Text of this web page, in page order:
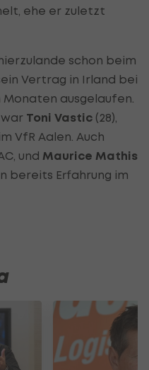
ehe er zuletzt
schon beim
Vertrag in Irland bei
Monaten ausgelaufen.
Toni Vastic (28),
VfR Aalen. Auch
und Maurice Mathis
bereits Erfahrung im